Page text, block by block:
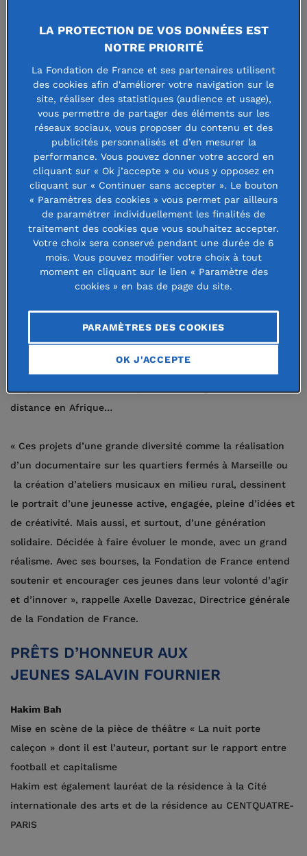
un tremplin pour des jeunes de 18 à
30 ans, qui peuvent ainsi mener à
bien des projets personnels et
concrétiser leur vocation.
Depuis leur création, les Bourses
« Déclics Jeunes ! » ont permis à plus
de 900 projets d’une grande diversité
de voir le jour.
Les lauréats 2016 ont été sélectionnés parmi près de 800
dossiers par un jury d’experts bénévoles présidé cette
année par la musicienne et compositrice Yaël Naïm.
Ces 20 jeunes aux parcours et aux vocations variés ont
reçu, hier, à l’occasion d’une soirée de remise des prix, la
distance en Afrique…
« Ces projets d’une grande diversité comme la réalisation
d’un documentaire sur les quartiers fermés à Marseille ou
la création d’ateliers musicaux en milieu rural, dessinent
le portrait d’une jeunesse active, engagée, pleine d’idées et
de créativité. Mais aussi, et surtout, d’une génération
solidaire. Décidée à faire évoluer le monde, avec un grand
réalisme. Avec ses bourses, la Fondation de France entend
soutenir et encourager ces jeunes dans leur volonté d’agir
et d’innover », rappelle Axelle Davezac, Directrice générale
de la Fondation de France.
PRÊTS D’HONNEUR AUX
JEUNES SALAVIN FOURNIER
Hakim Bah
Mise en scène de la pièce de théâtre « La nuit porte
caleçon » dont il est l’auteur, portant sur le rapport entre
football et capitalisme
Hakim est également lauréat de la résidence à la Cité
internationale des arts et de la résidence au CENTQUATRE-
PARIS
LA PROTECTION DE VOS DONNÉES EST
NOTRE PRIORITÉ
La Fondation de France et ses partenaires utilisent
des cookies afin d'améliorer votre navigation sur le
site, réaliser des statistiques (audience et usage),
vous permettre de partager des éléments sur les
réseaux sociaux, vous proposer du contenu et des
publicités personnalisés et d’en mesurer la
performance. Vous pouvez donner votre accord en
cliquant sur « Ok j’accepte » ou vous y opposez en
cliquant sur « Continuer sans accepter ». Le bouton
« Paramètres des cookies » vous permet par ailleurs
de paramétrer individuellement les finalités de
traitement des cookies que vous souhaitez accepter.
Votre choix sera conservé pendant une durée de 6
mois. Vous pouvez modifier votre choix à tout
moment en cliquant sur le lien « Paramètre des
cookies » en bas de page du site.
PARAMÈTRES DES COOKIES
OK J'ACCEPTE